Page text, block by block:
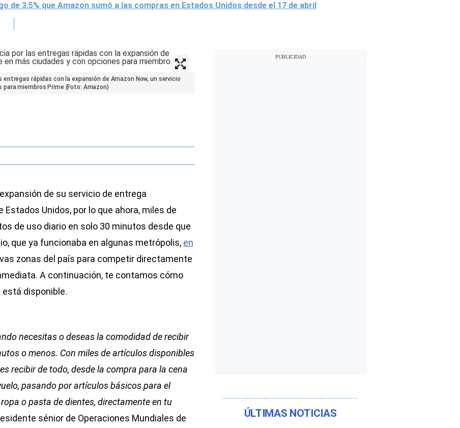
de 3.5% que Amazon sumó a las compras en Estados Unidos desde el 17 de abril
rápidas con la expansión de Amazon Now, un servicio
miembros Prime (Foto: Amazon)
de su servicio de entrega
Unidos, por lo que ahora, miles de
de uso diario en solo 30 minutos desde que
que ya funcionaba en algunas metrópolis, en
zonas del país para competir directamente
A continuación, te contamos cómo
está disponible.
necesitas o deseas la comodidad de recibir
o menos. Con miles de artículos disponibles
recibir de todo, desde la compra para la cena
pasando por artículos básicos para el
o pasta de dientes, directamente en tu
sénior de Operaciones Mundiales de
ÚLTIMAS NOTICIAS